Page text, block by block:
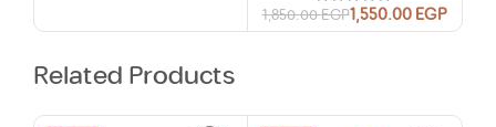
1,850.00EGP1,550.00EGP
Related Products